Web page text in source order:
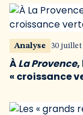
Analyse 30 juillet
ÀLa Provence,
« croissance